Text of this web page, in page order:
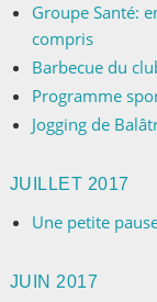
Groupe Santé:
compris
Barbecue du
Programme
Jogging de
JUILLET 2017
Une petite
JUIN 2017